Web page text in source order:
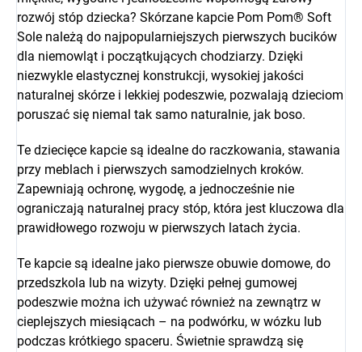
rozwój stóp dziecka? Skórzane kapcie Pom Pom® Soft
Sole należą do najpopularniejszych pierwszych bucików
dla niemowląt i początkujących chodziarzy. Dzięki
niezwykle elastycznej konstrukcji, wysokiej jakości
naturalnej skórze i lekkiej podeszwie, pozwalają dzieciom
poruszać się niemal tak samo naturalnie, jak boso.
Te dziecięce kapcie są idealne do raczkowania, stawania
przy meblach i pierwszych samodzielnych kroków.
Zapewniają ochronę, wygodę, a jednocześnie nie
ograniczają naturalnej pracy stóp, która jest kluczowa dla
prawidłowego rozwoju w pierwszych latach życia.
Te kapcie są idealne jako pierwsze obuwie domowe, do
przedszkola lub na wizyty. Dzięki pełnej gumowej
podeszwie można ich używać również na zewnątrz w
cieplejszych miesiącach – na podwórku, w wózku lub
podczas krótkiego spaceru. Świetnie sprawdzą się